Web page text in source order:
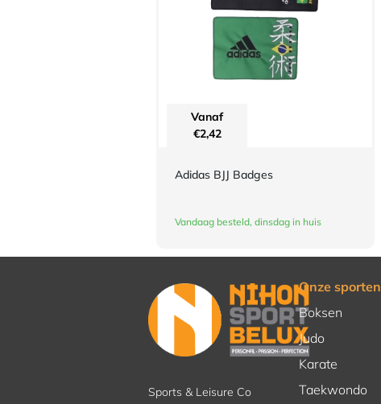
Vanaf
€2,42
Adidas BJJ Badges
Vandaag besteld, dinsdag in huis
Sports & Leisure Co
Onze sporten
Boksen
Judo
Karate
Taekwondo